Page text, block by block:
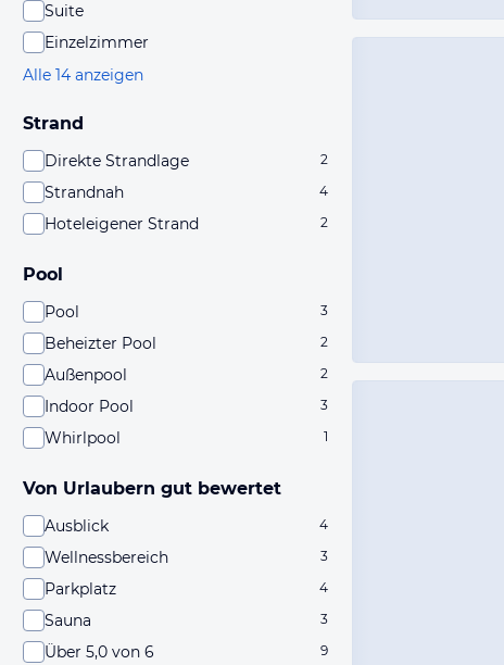
Suite
Einzelzimmer
Alle 14 anzeigen
Strand
Direkte Strandlage 2
Strandnah 4
Hoteleigener Strand 2
Pool
Pool 3
Beheizter Pool 2
Außenpool 2
Indoor Pool 3
Whirlpool 1
Von Urlaubern gut bewertet
Ausblick 4
Wellnessbereich 3
Parkplatz 4
Sauna 3
Über 5,0 von 6 9